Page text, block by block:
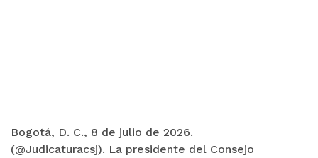
Bogotá, D. C., 8 de julio de 2026.
(@Judicaturacsj). La presidente del Consejo